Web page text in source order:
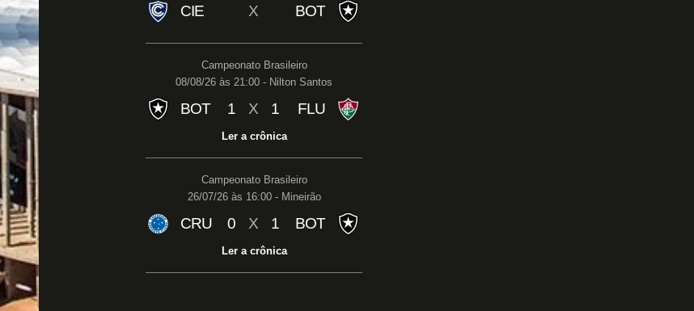
CIE X BOT
Campeonato Brasileiro
08/08/26 às 21:00 - Nilton Santos
BOT 1 X 1 FLU
Ler a crônica
Campeonato Brasileiro
26/07/26 às 16:00 - Mineirão
CRU 0 X 1 BOT
Ler a crônica